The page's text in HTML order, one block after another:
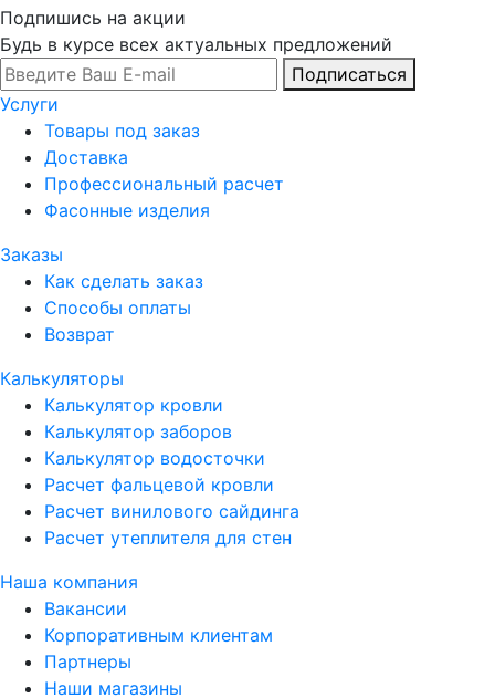
Подпишись на акции
Будь в курсе всех актуальных предложений
Подписаться
Услуги
Товары под заказ
Доставка
Профессиональный расчет
Фасонные изделия
Заказы
Как сделать заказ
Способы оплаты
Возврат
Калькуляторы
Калькулятор кровли
Калькулятор заборов
Калькулятор водосточки
Расчет фальцевой кровли
Расчет винилового сайдинга
Расчет утеплителя для стен
Наша компания
Вакансии
Корпоративным клиентам
Партнеры
Наши магазины